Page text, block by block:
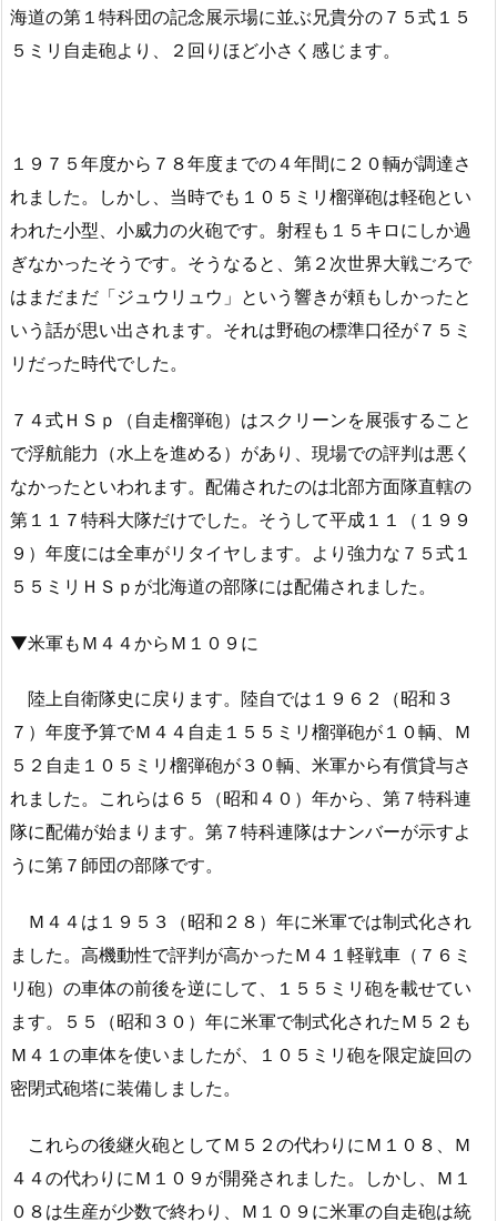
海道の第１特科団の記念展示場に並ぶ兄貴分の７５式１５
５ミリ自走砲より、２回りほど小さく感じます。
１９７５年度から７８年度までの４年間に２０輌が調達さ
れました。しかし、当時でも１０５ミリ榴弾砲は軽砲とい
われた小型、小威力の火砲です。射程も１５キロにしか過
ぎなかったそうです。そうなると、第２次世界大戦ごろで
はまだまだ「ジュウリュウ」という響きが頼もしかったと
いう話が思い出されます。それは野砲の標準口径が７５ミ
リだった時代でした。
７４式ＨＳｐ（自走榴弾砲）はスクリーンを展張すること
で浮航能力（水上を進める）があり、現場での評判は悪く
なかったといわれます。配備されたのは北部方面隊直轄の
第１１７特科大隊だけでした。そうして平成１１（１９９
９）年度には全車がリタイヤします。より強力な７５式１
５５ミリＨＳｐが北海道の部隊には配備されました。
▼米軍もＭ４４からＭ１０９に
陸上自衛隊史に戻ります。陸自では１９６２（昭和３
７）年度予算でＭ４４自走１５５ミリ榴弾砲が１０輌、Ｍ
５２自走１０５ミリ榴弾砲が３０輌、米軍から有償貸与さ
れました。これらは６５（昭和４０）年から、第７特科連
隊に配備が始まります。第７特科連隊はナンバーが示すよ
うに第７師団の部隊です。
Ｍ４４は１９５３（昭和２８）年に米軍では制式化され
ました。高機動性で評判が高かったＭ４１軽戦車（７６ミ
リ砲）の車体の前後を逆にして、１５５ミリ砲を載せてい
ます。５５（昭和３０）年に米軍で制式化されたＭ５２も
Ｍ４１の車体を使いましたが、１０５ミリ砲を限定旋回の
密閉式砲塔に装備しました。
これらの後継火砲としてＭ５２の代わりにＭ１０８、Ｍ
４４の代わりにＭ１０９が開発されました。しかし、Ｍ１
０８は生産が少数で終わり、Ｍ１０９に米軍の自走砲は統